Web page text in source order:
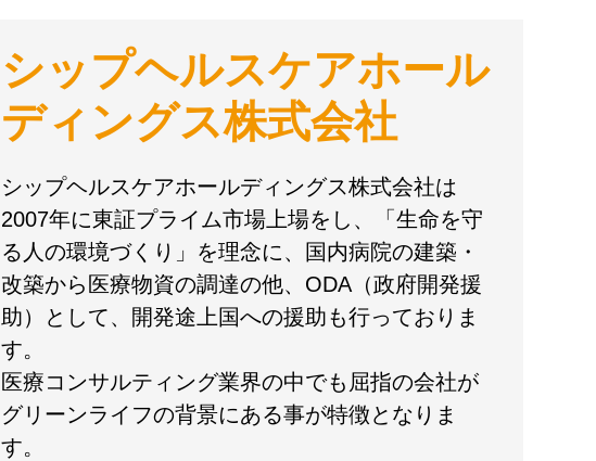
シップヘルスケアホール
ディングス株式会社
シップヘルスケアホールディングス株式会社は
2007年に東証プライム市場上場をし、「生命を守
る人の環境づくり」を理念に、国内病院の建築・
改築から医療物資の調達の他、ODA（政府開発援
助）として、開発途上国への援助も行っておりま
す。
医療コンサルティング業界の中でも屈指の会社が
グリーンライフの背景にある事が特徴となりま
す。